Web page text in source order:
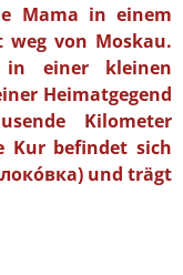
Mama in einem
weg von Moskau.
einer kleinen
Heimatgegend
Kilometer
Kur befindet sich
und trägt